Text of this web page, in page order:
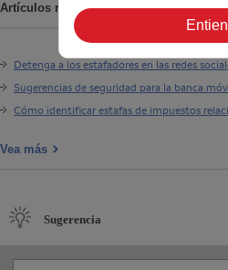
Artículos relacionados
Detenga a los estafadores en las redes
Sugerencias de seguridad para la banca
Cómo identificar estafas de impuestos
Vea más
Sugerencia